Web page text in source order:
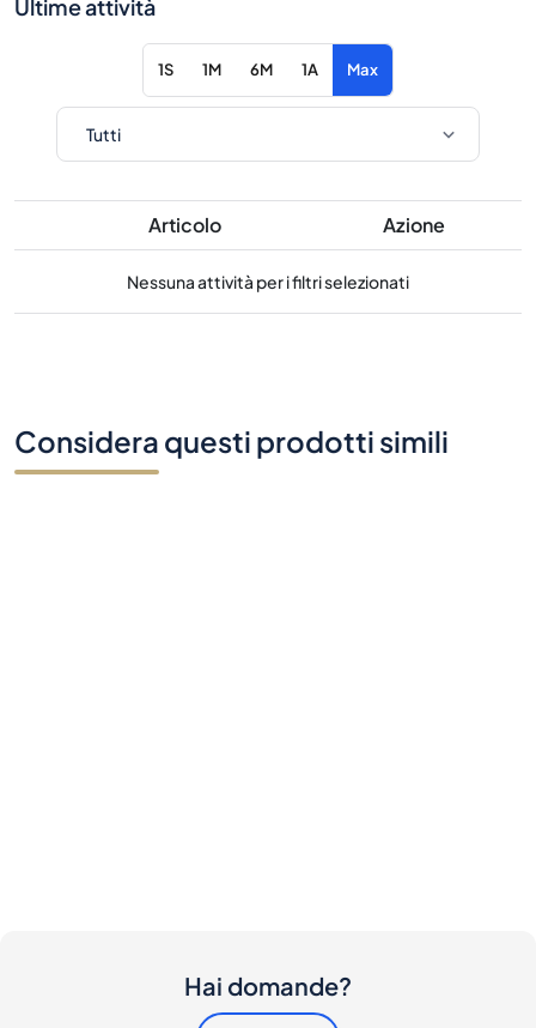
Ultime attività
1S 1M 6M 1A Max
Articolo Azione
Nessuna attività per i filtri selezionati
Considera questi prodotti simili
Hai domande?